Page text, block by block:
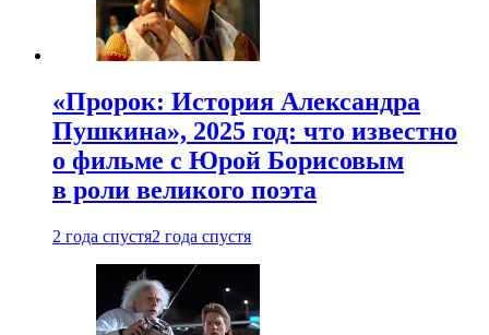
«Пророк: История Александра
Пушкина», 2025 год: что известно
о фильме с Юрой Борисовым
в роли великого поэта
2 года спустя2 года спустя